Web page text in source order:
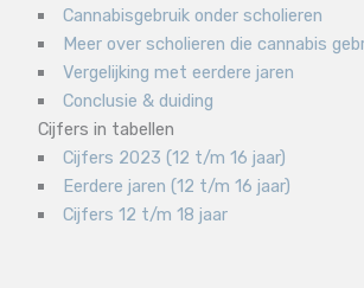
Cannabisgebruik onder scholieren
Meer over scholieren die cannabis
Vergelijking met eerdere jaren
Conclusie & duiding
Cijfers in tabellen
Cijfers 2023 (12 t/m 16 jaar)
Eerdere jaren (12 t/m 16 jaar)
Cijfers 12 t/m 18 jaar